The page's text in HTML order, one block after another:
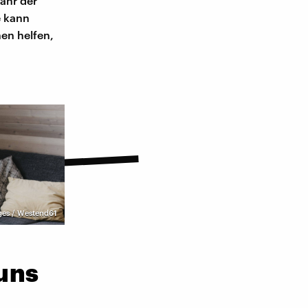
kann
helfen,
/ Westend61